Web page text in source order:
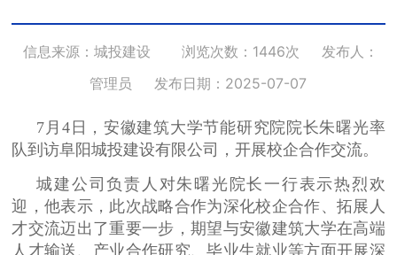
信息来源：城投建设 浏览次数：1446次
发布人：
管理员
发布日期：2025-07-07
7月4日，安徽建筑大学节能研究院院长朱曙光率
队到访阜阳城投建设有限公司，开展校企合作交流。
城建公司负责人对朱曙光院长一行表示热烈欢
迎，他表示，此次战略合作为深化校企合作、拓展人
才交流迈出了重要一步，期望与安徽建筑大学在高端
人才输送、产业合作研究、毕业生就业等方面开展深